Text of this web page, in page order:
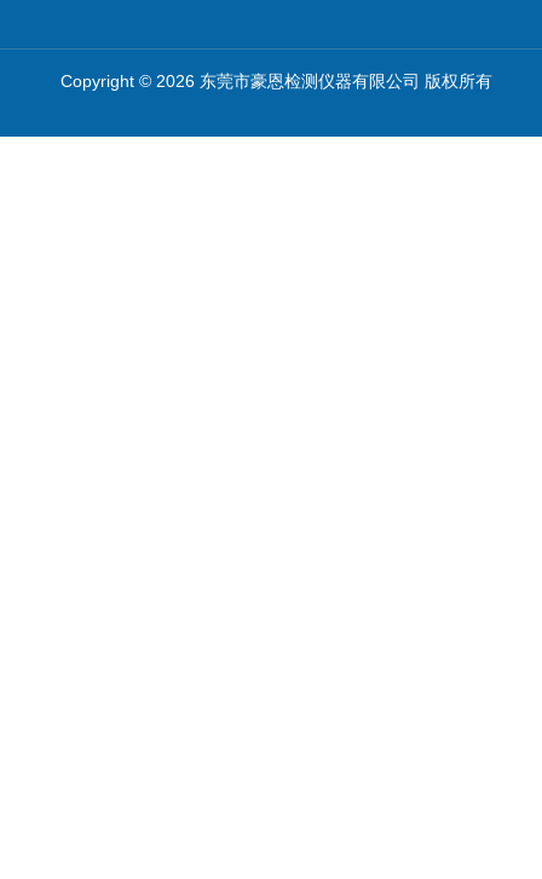
Copyright © 2026 东莞市豪恩检测仪器有限公司 版权所有